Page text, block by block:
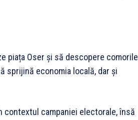
piața Oser și să descopere comorile
sprijină economia locală, dar și
contextul campaniei electorale, însă